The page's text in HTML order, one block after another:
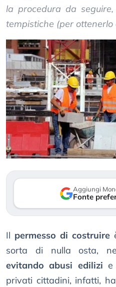
la procedura da
tempistiche (per ottenerlo
Aggiungi
Fonte
Il permesso di costruire
sorta di nulla osta,
evitando abusi edilizi e
privati cittadini, infatti,